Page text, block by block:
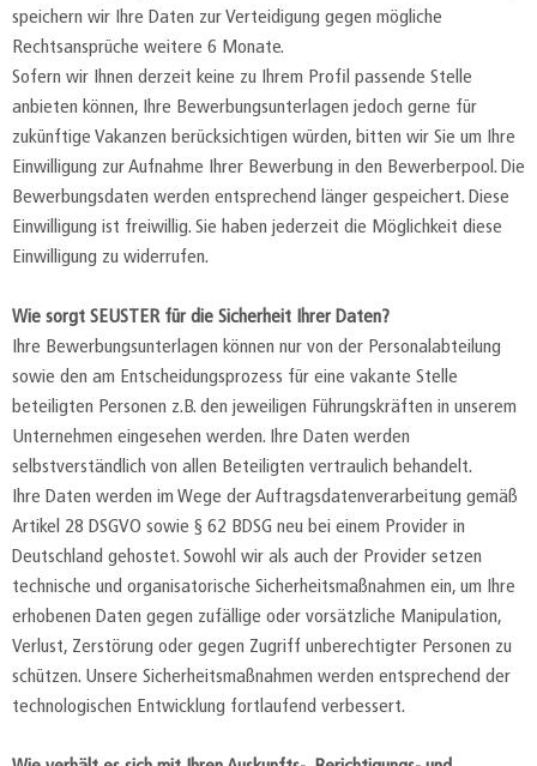
speichern wir Ihre Daten zur Verteidigung gegen mögliche
Rechtsansprüche weitere 6 Monate.
Sofern wir Ihnen derzeit keine zu Ihrem Profil passende Stelle
anbieten können, Ihre Bewerbungsunterlagen jedoch gerne für
zukünftige Vakanzen berücksichtigen würden, bitten wir Sie um Ihre
Einwilligung zur Aufnahme Ihrer Bewerbung in den Bewerberpool. Die
Bewerbungsdaten werden entsprechend länger gespeichert. Diese
Einwilligung ist freiwillig. Sie haben jederzeit die Möglichkeit diese
Einwilligung zu widerrufen.
Wie sorgt SEUSTER für die Sicherheit Ihrer Daten?
Ihre Bewerbungsunterlagen können nur von der Personalabteilung
sowie den am Entscheidungsprozess für eine vakante Stelle
beteiligten Personen z.B. den jeweiligen Führungskräften in unserem
Unternehmen eingesehen werden. Ihre Daten werden
selbstverständlich von allen Beteiligten vertraulich behandelt.
Ihre Daten werden im Wege der Auftragsdatenverarbeitung gemäß
Artikel 28 DSGVO sowie § 62 BDSG neu bei einem Provider in
Deutschland gehostet. Sowohl wir als auch der Provider setzen
technische und organisatorische Sicherheitsmaßnahmen ein, um Ihre
erhobenen Daten gegen zufällige oder vorsätzliche Manipulation,
Verlust, Zerstörung oder gegen Zugriff unberechtigter Personen zu
schützen. Unsere Sicherheitsmaßnahmen werden entsprechend der
technologischen Entwicklung fortlaufend verbessert.